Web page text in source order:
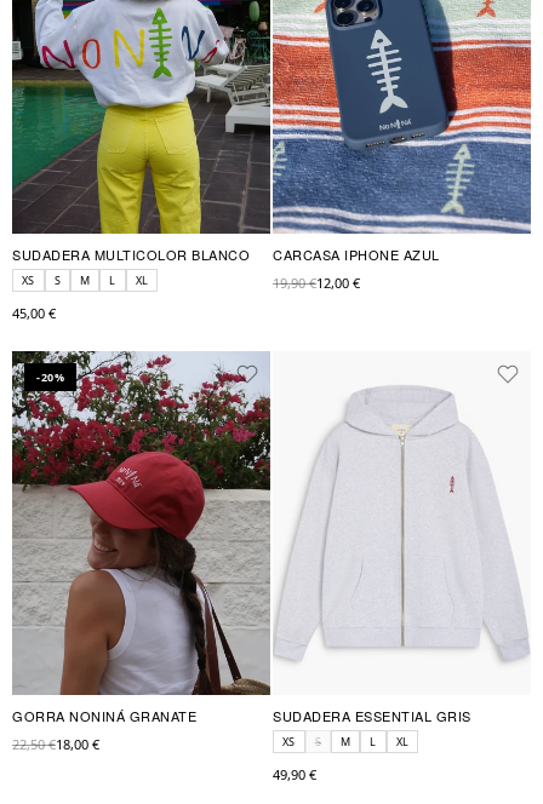
SUDADERA MULTICOLOR BLANCO
XS S M L XL
45,00 €
CARCASA IPHONE AZUL
19,90 €12,00 €
-20%
GORRA NONINÁ GRANATE
22,50 €18,00 €
SUDADERA ESSENTIAL GRIS
XS S M L XL
49,90 €